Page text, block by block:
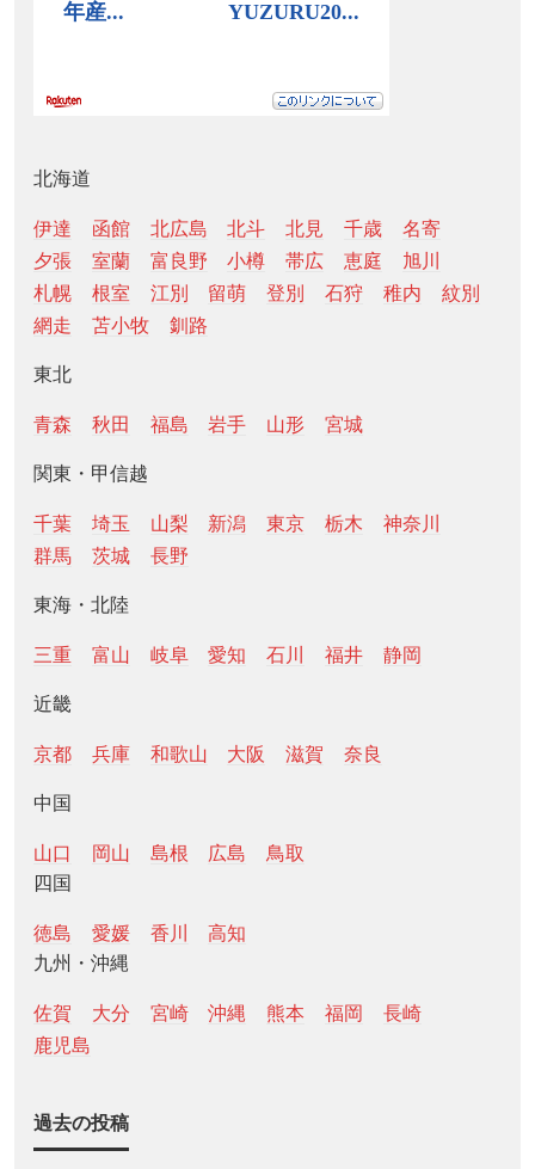
北海道
伊達 函館 北広島 北斗 北見 千歳
名寄
夕張
室蘭 富良野 小樽 帯広 恵庭
旭川
札幌
根室 江別 留萌 登別 石狩 稚内
紋別
網走
苫小牧 釧路
東北
青森 秋田 福島 岩手 山形 宮城
関東・甲信越
千葉 埼玉 山梨 新潟 東京 栃木
神奈川
群馬
茨城 長野
東海・北陸
三重 富山 岐阜 愛知 石川 福井 静岡
近畿
京都 兵庫 和歌山 大阪 滋賀 奈良
中国
山口 岡山 島根 広島
鳥取
四国
徳島 愛媛 香川
高知
九州・沖縄
佐賀 大分 宮崎 沖縄 熊本 福岡
長崎
鹿児島
過去の投稿